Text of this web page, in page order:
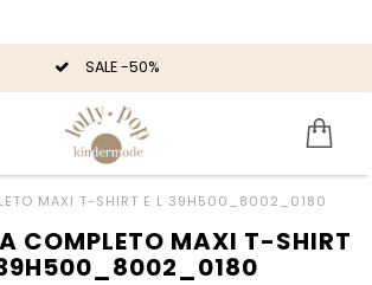
SALE -50%
MAXI T-SHIRT E L 39H500_8002_0180
COMPLETO MAXI T-SHIRT